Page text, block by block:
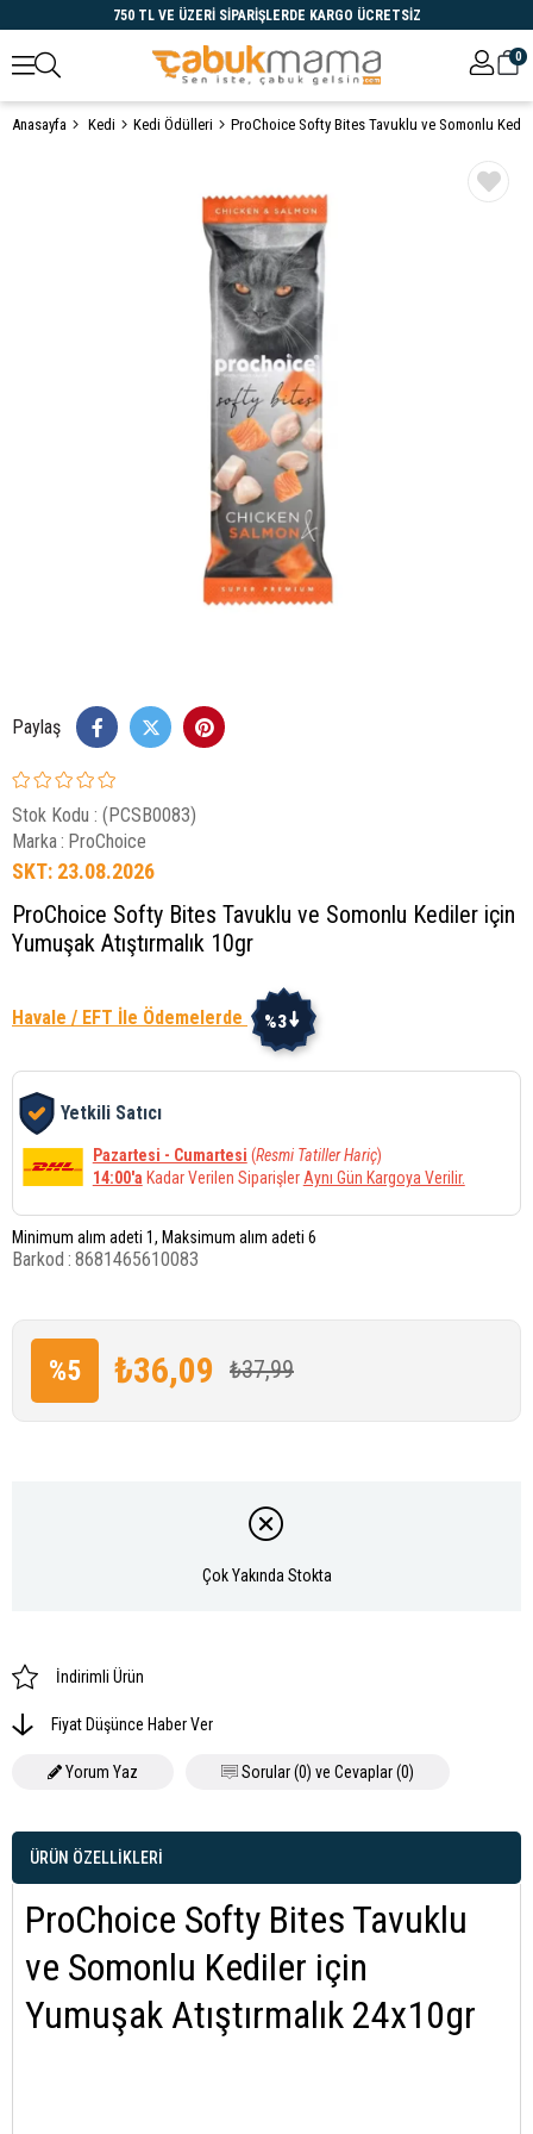
750 TL VE ÜZERİ SİPARİŞLERDE KARGO ÜCRETSİZ
0
Anasayfa Kedi Kedi Ödülleri
Paylaş
Stok Kodu
(PCSB0083)
Marka: ProChoice
SKT: 23.08.2026
ProChoice Softy Bites Tavuklu ve Somonlu Kediler için
Yumuşak Atıştırmalık 10gr
Havale / EFT İle Ödemelerde %3
Yetkili Satıcı
Pazartesi - Cumartesi (Resmi Tatiller Hariç)
14:00'a Kadar Verilen Siparişler Aynı Gün Kargoya Verilir.
Minimum alım adeti 1, Maksimum alım adeti 6
Barkod : 8681465610083
%5
₺37,99
₺36,09
Çok Yakında Stokta
İndirimli Ürün
Fiyat Düşünce Haber Ver
Yorum Yaz Sorular (0) ve Cevaplar (0)
ÜRÜN ÖZELLIKLERI
ProChoice Softy Bites Tavuklu
ve Somonlu Kediler için
Yumuşak Atıştırmalık 24x10gr
Öne Çıkanlar